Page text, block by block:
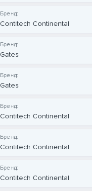
Бренд:
Contitech Continental
Бренд:
Gates
Бренд:
Gates
Бренд:
Contitech Continental
Бренд:
Contitech Continental
Бренд:
Contitech Continental